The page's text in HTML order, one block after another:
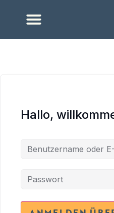
Hallo,